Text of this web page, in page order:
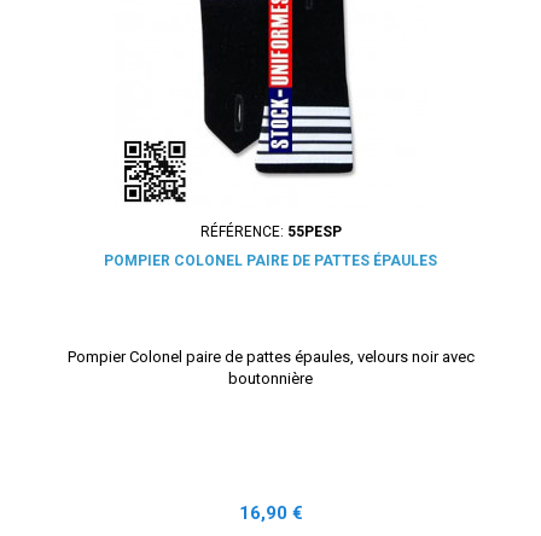
RÉFÉRENCE: 55PESP
POMPIER COLONEL PAIRE DE PATTES ÉPAULES
Pompier Colonel paire de pattes épaules, velours noir avec
boutonnière
Prix
16,90 €